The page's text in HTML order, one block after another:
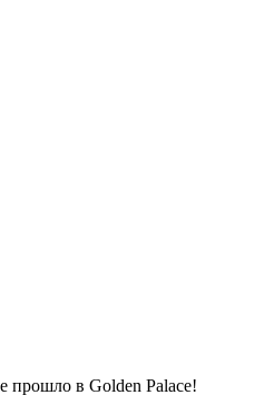
прошло в Golden Palace!